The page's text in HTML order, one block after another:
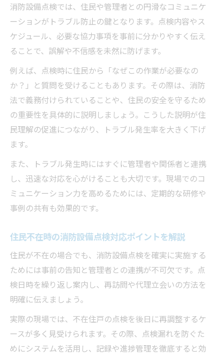
消防設備点検では、住民や管理者との円滑なコミュニケ
ーションがトラブル防止の鍵となります。点検内容やス
ケジュール、必要な協力事項を事前に分かりやすく伝え
ることで、誤解や不信感を未然に防げます。
例えば、点検時に住民から「なぜこの作業が必要なの
か？」と質問を受けることもあります。その際は、消防
法で義務付けられていることや、住民の安全を守るため
の重要性を具体的に説明しましょう。こうした説明が住
民理解の促進につながり、トラブル発生率を大きく下げ
ます。
また、トラブル発生時にはすぐに管理者や関係者と連携
し、迅速な対応を心がけることも大切です。現場でのコ
ミュニケーション力を高めるためには、定期的な研修や
事例の共有も効果的です。
住民不在時の消防設備点検対応ポイントを解説
住民が不在の場合でも、消防設備点検を確実に実施する
ためには事前の告知と管理者との連携が不可欠です。点
検日時を繰り返し案内し、再訪問や代理立会いの方法を
明確に伝えましょう。
実際の現場では、不在住戸の点検を後日に再調整するケ
ースが多く見受けられます。その際、点検漏れを防ぐた
めにシステムを活用し、記録や進捗管理を徹底すると効